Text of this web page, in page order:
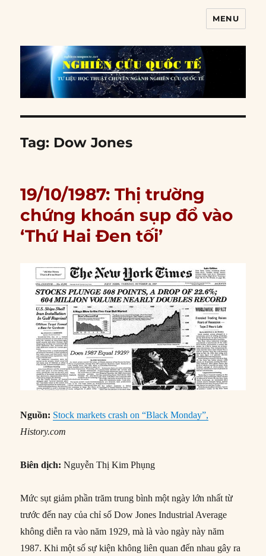
MENU
Tag: Dow Jones
19/10/1987: Thị trường
chứng khoán sụp đổ vào
‘Thứ Hai Đen tối’
Nguồn: Stock markets crash on “Black Monday”,
History.com
Biên dịch: Nguyễn Thị Kim Phụng
Mức sụt giảm phần trăm trung bình một ngày lớn nhất từ
trước đến nay của chỉ số Dow Jones Industrial Average
không diễn ra vào năm 1929, mà là vào ngày này năm
1987. Khi một số sự kiện không liên quan đến nhau gây ra